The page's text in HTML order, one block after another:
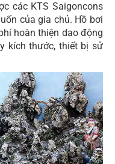
các KTS Saigoncons
của gia chủ. Hồ bơi
hoàn thiện dao động
kích thước, thiết bị sử